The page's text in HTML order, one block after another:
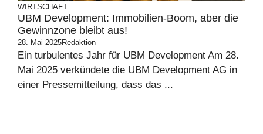
WIRTSCHAFT
UBM Development: Immobilien-Boom, aber die
Gewinnzone bleibt aus!
28. Mai 2025Redaktion
Ein turbulentes Jahr für UBM Development Am 28.
Mai 2025 verkündete die UBM Development AG in
einer Pressemitteilung, dass das ...